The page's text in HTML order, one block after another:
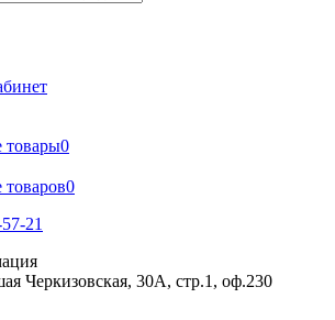
товары0
0
21
Черкизовская, 30А, стр.1, оф.230